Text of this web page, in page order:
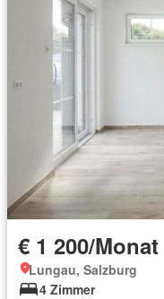
€ 1 200/Monat
Lungau, Salzburg
4 Zimmer